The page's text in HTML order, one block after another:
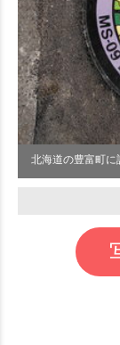
北海道の豊富町